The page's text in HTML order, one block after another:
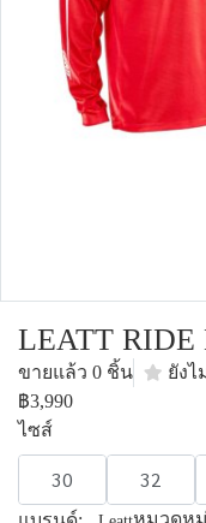
LEATT RIDE
ขายแล้ว 0 ชิ้น
ยังไ
฿3,990
ไซส์
30 32
หมวดห